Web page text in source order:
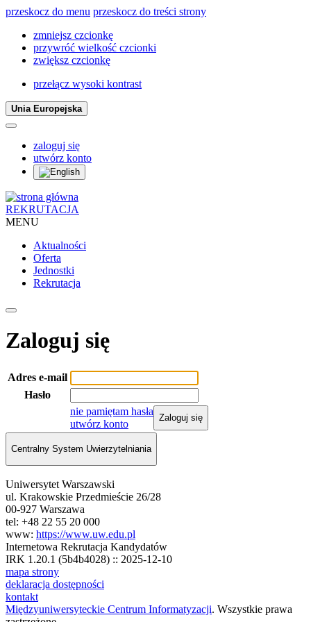
przeskocz do menu przeskocz do treści strony
zmniejsz czcionkę
przywróć wielkość czcionki
zwiększ czcionkę
przełącz wysoki kontrast
Unia Europejska
zaloguj się
utwórz konto
REKRUTACJA
MENU
Aktualności
Oferta
Jednostki
Rekrutacja
Zaloguj się
Adres e-mail
Hasło
nie pamiętam hasła
utwórz konto
Zaloguj się
Centralny System Uwierzytelniania
Uniwersytet Warszawski
ul. Krakowskie Przedmieście 26/28
00-927 Warszawa
tel: +48 22 55 20 000
www: https://www.uw.edu.pl
Internetowa Rekrutacja Kandydatów
IRK 1.20.1 (5b4b4028) :: 2025-12-10
mapa strony
deklaracja dostępności
kontakt
Międzyuniwersyteckie Centrum Informatyzacji. Wszystkie prawa